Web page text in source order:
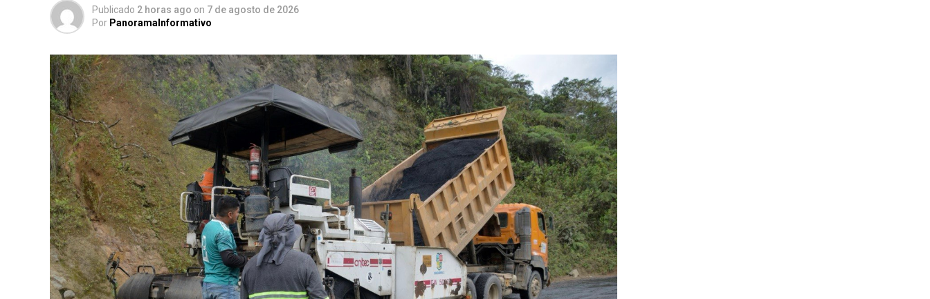
Publicado 2 horas ago on 7 de agosto de 2026
Por PanoramaInformativo